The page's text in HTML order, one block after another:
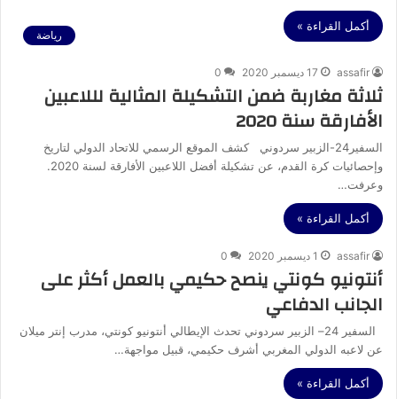
أكمل القراءة »
رياضة
assafir 17 ديسمبر 2020 0
ثلاثة مغاربة ضمن التشكيلة المثالية لللاعبين
الأفارقة سنة 2020
السفير24-الزبير سردوني كشف الموقع الرسمي للاتحاد الدولي لتاريخ
وإحصائيات كرة القدم، عن تشكيلة أفضل اللاعبين الأفارقة لسنة 2020.
وعرفت…
أكمل القراءة »
assafir 1 ديسمبر 2020 0
أنتونيو كونتي ينصح حكيمي بالعمل أكثر على
الجانب الدفاعي
السفير 24– الزبير سردوني تحدث الإيطالي أنتونيو كونتي، مدرب إنتر ميلان
عن لاعبه الدولي المغربي أشرف حكيمي، قبيل مواجهة…
أكمل القراءة »